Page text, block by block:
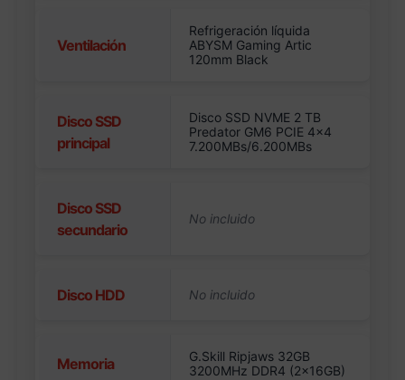
Ventilación
Refrigeración líquida
ABYSM Gaming Artic
120mm Black
Disco SSD
principal
Disco SSD NVME 2 TB
Predator GM6 PCIE 4×4
7.200MBs/6.200MBs
Disco SSD
secundario
Disco HDD
Memoria
G.Skill Ripjaws 32GB
3200MHz DDR4 (2x16GB)